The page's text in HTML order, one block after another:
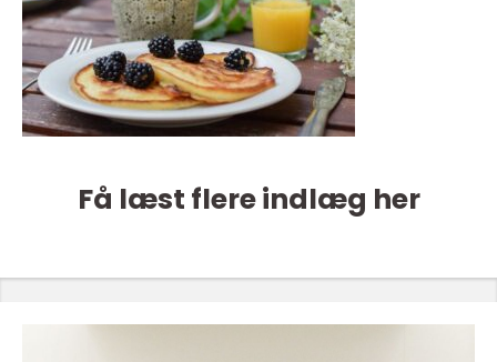
Få læst flere indlæg her